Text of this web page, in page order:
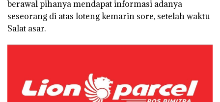
berawal pihanya mendapat informasi adanya
seseorang di atas loteng kemarin sore, setelah waktu
Salat asar.